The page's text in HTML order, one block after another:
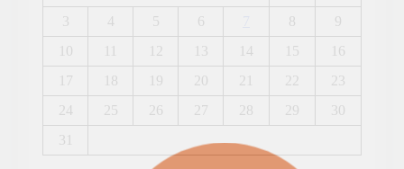
3
4 5 6 8
9
10
11 12 13 14 15
16
17
18 19 20 21 22
23
24
25 26 27 28 29
30
31